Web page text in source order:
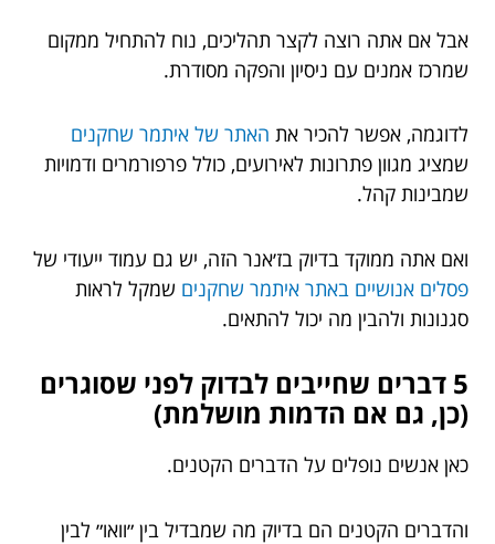
אבל אם אתה רוצה לקצר תהליכים, נוח להתחיל ממקום
שמרכז אמנים עם ניסיון והפקה מסודרת.
לדוגמה, אפשר להכיר את האתר של איתמר שחקנים
שמציג מגוון פתרונות לאירועים, כולל פרפורמרים ודמויות
שמבינות קהל.
ואם אתה ממוקד בדיוק בז׳אנר הזה, יש גם עמוד ייעודי של
פסלים אנושיים באתר איתמר שחקנים שמקל לראות
סגנונות ולהבין מה יכול להתאים.
5 דברים שחייבים לבדוק לפני שסוגרים
(כן, גם אם הדמות מושלמת)
כאן אנשים נופלים על הדברים הקטנים.
והדברים הקטנים הם בדיוק מה שמבדיל בין ״וואו״ לבין